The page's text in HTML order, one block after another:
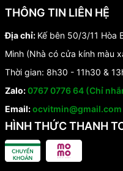
THÔNG TIN LIÊN HỆ
Địa chỉ: Kế bên 50/3/11 Hòa
Minh (Nhà có cửa kính màu
Thời gian: 8h30 - 11h30 &
Zalo:0767 0776 64 (Chỉ
Email:ocvitmin@gmail.com
HÌNH THỨC THANH